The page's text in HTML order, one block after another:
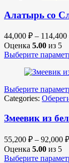
Алатырь со
44,000 ₽ – 114,400
Оценка 5.00 из 5
Выберите
Выберите
Categories:
Змеевик из
55,200 ₽ – 92,000 ₽
Оценка 5.00 из 5
Выберите